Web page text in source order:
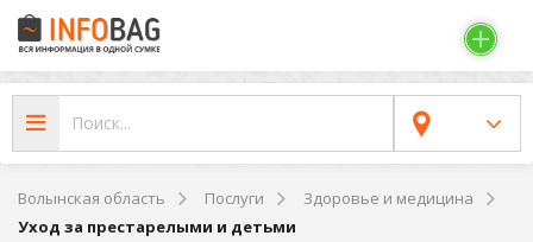
Волынская область Послуги
Здоровье и медицина
Уход за престарелыми и детьми